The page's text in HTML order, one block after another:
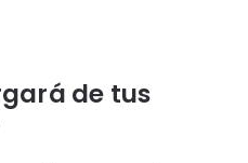
de tus